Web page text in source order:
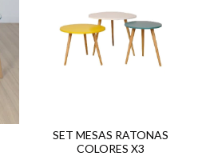
SET MESAS RATONAS
COLORES X3